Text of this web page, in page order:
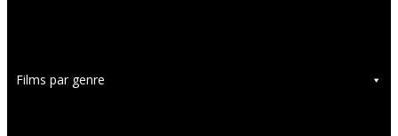
Films par genre